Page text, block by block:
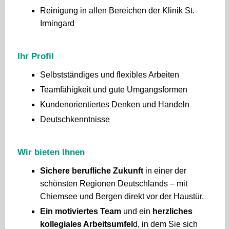
Reinigung in allen Bereichen der Klinik St.
Irmingard
Ihr Profil
Selbstständiges und flexibles Arbeiten
Teamfähigkeit und gute Umgangsformen
Kundenorientiertes Denken und Handeln
Deutschkenntnisse
Wir bieten Ihnen
Sichere berufliche Zukunftin einer der
schönsten Regionen Deutschlands – mit
Chiemsee und Bergen direkt vor der Haustür.
Ein motiviertes Teamund ein herzliches
kollegiales Arbeitsumfel d, in dem Sie sich